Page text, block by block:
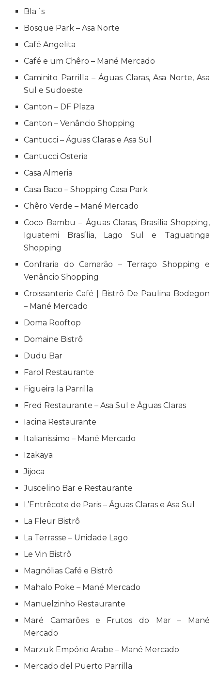
Bla´s
Bosque Park – Asa Norte
Café Angelita
Café e um Chêro – Mané Mercado
Caminito Parrilla – Águas Claras, Asa Norte, Asa
Sul e Sudoeste
Canton – DF Plaza
Canton – Venâncio Shopping
Cantucci – Águas Claras e Asa Sul
Cantucci Osteria
Casa Almeria
Casa Baco – Shopping Casa Park
Chêro Verde – Mané Mercado
Coco Bambu – Águas Claras, Brasília Shopping,
Iguatemi Brasília, Lago Sul e Taguatinga
Shopping
Confraria do Camarão – Terraço Shopping e
Venâncio Shopping
Croissanterie Café | Bistrô De Paulina Bodegon
– Mané Mercado
Doma Rooftop
Domaine Bistrô
Dudu Bar
Farol Restaurante
Figueira la Parrilla
Fred Restaurante – Asa Sul e Águas Claras
Iacina Restaurante
Italianissimo – Mané Mercado
Izakaya
Jijoca
Juscelino Bar e Restaurante
L’Entrêcote de Paris – Águas Claras e Asa Sul
La Fleur Bistrô
La Terrasse – Unidade Lago
Le Vin Bistrô
Magnólias Café e Bistrô
Mahalo Poke – Mané Mercado
Manuelzinho Restaurante
Maré Camarões e Frutos do Mar – Mané
Mercado
Marzuk Empório Arabe – Mané Mercado
Mercado del Puerto Parrilla